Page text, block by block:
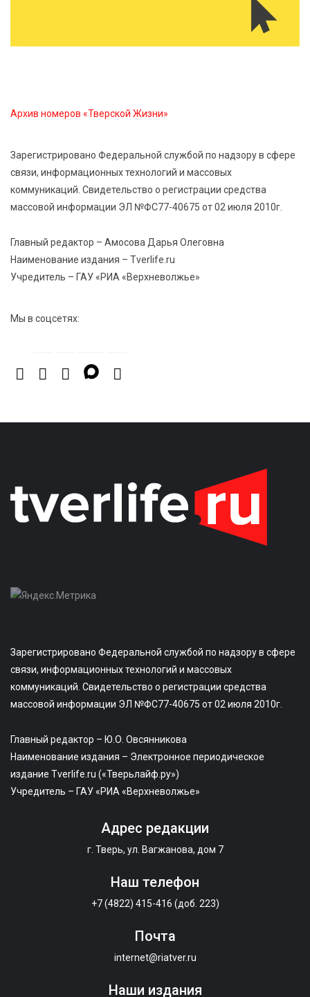
Калязине
8 Авг 2026 13:37 931
Чем удивит X Международный фестиваль «Калитка»
в 2026 году?
Архив номеров «Тверской Жизни»
Зарегистрировано Федеральной службой по надзору в сфере
связи, информационных технологий и массовых
коммуникаций. Свидетельство о регистрации средства
массовой информации ЭЛ №ФС77-40675 от 02 июля 2010г.
Главный редактор – Амосова Дарья Олеговна
Наименование издания – Tverlife.ru
Учредитель – ГАУ «РИА «Верхневолжье»
Мы в соцсетях:
Зарегистрировано Федеральной службой по надзору в сфере
связи, информационных технологий и массовых
коммуникаций. Свидетельство о регистрации средства
массовой информации ЭЛ №ФС77-40675 от 02 июля 2010г.
Главный редактор – Ю.О. Овсянникова
Наименование издания – Электронное периодическое
издание Tverlife.ru («Тверьлайф.ру»)
Учредитель – ГАУ «РИА «Верхневолжье»
Адрес редакции
г. Тверь, ул. Вагжанова, дом 7
Наш телефон
+7 (4822) 415-416 (доб. 223)
Почта
internet@riatver.ru
Наши издания